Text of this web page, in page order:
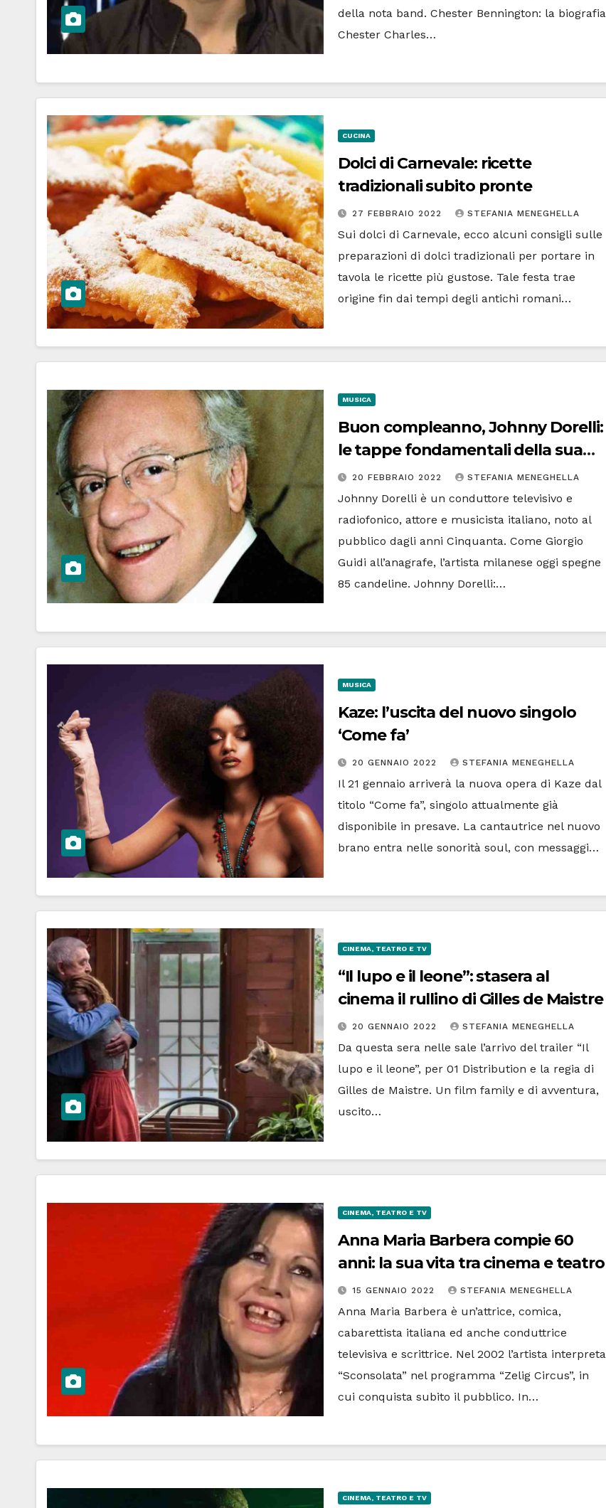
della nota band. Chester Bennington: la biografia
Chester Charles…
CUCINA
Dolci di Carnevale: ricette
tradizionali subito pronte
27 FEBBRAIO 2022 STEFANIA MENEGHELLA
Sui dolci di Carnevale, ecco alcuni consigli sulle
preparazioni di dolci tradizionali per portare in
tavola le ricette più gustose. Tale festa trae
origine fin dai tempi degli antichi romani…
MUSICA
Buon compleanno, Johnny Dorelli:
le tappe fondamentali della sua
vita20 FEBBRAIO 2022 STEFANIA MENEGHELLA
Johnny Dorelli è un conduttore televisivo e
radiofonico, attore e musicista italiano, noto al
pubblico dagli anni Cinquanta. Come Giorgio
Guidi all’anagrafe, l’artista milanese oggi spegne
85 candeline. Johnny Dorelli:…
MUSICA
Kaze: l’uscita del nuovo singolo
‘Come fa’
20 GENNAIO 2022 STEFANIA MENEGHELLA
Il 21 gennaio arriverà la nuova opera di Kaze dal
titolo “Come fa”, singolo attualmente già
disponibile in presave. La cantautrice nel nuovo
brano entra nelle sonorità soul, con messaggi…
CINEMA, TEATRO E TV
“Il lupo e il leone”: stasera al
cinema il rullino di Gilles de Maistre
20 GENNAIO 2022 STEFANIA MENEGHELLA
Da questa sera nelle sale l’arrivo del trailer “Il
lupo e il leone”, per 01 Distribution e la regia di
Gilles de Maistre. Un film family e di avventura,
uscito…
CINEMA, TEATRO E TV
Anna Maria Barbera compie 60
anni: la sua vita tra cinema e teatro
15 GENNAIO 2022 STEFANIA MENEGHELLA
Anna Maria Barbera è un’attrice, comica,
cabarettista italiana ed anche conduttrice
televisiva e scrittrice. Nel 2002 l’artista interpreta
“Sconsolata” nel programma “Zelig Circus”, in
cui conquista subito il pubblico. In…
CINEMA, TEATRO E TV